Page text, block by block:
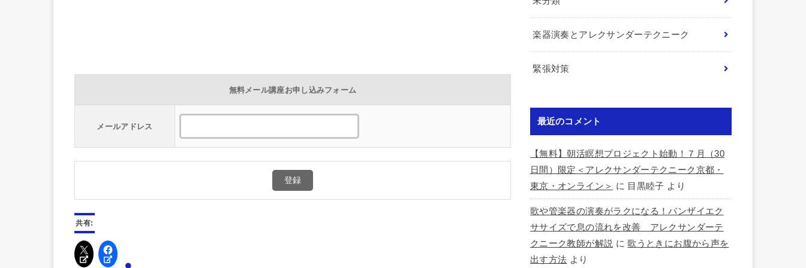
無料メール講座お申し込みフォーム
メールアドレス
共有:
楽器演奏とアレクサンダーテクニーク
緊張対策
最近のコメント
【無料】朝活瞑想プロジェクト始動！７月（30
日間）限定＜アレクサンダーテクニーク京都・
東京・オンライン＞
に 目黒睦子 より
歌や管楽器の演奏がラクになる！バンザイエク
ササイズで息の流れを改善 アレクサンダーテ
クニーク教師が解説 に歌うときにお腹から声を
出す方法 より